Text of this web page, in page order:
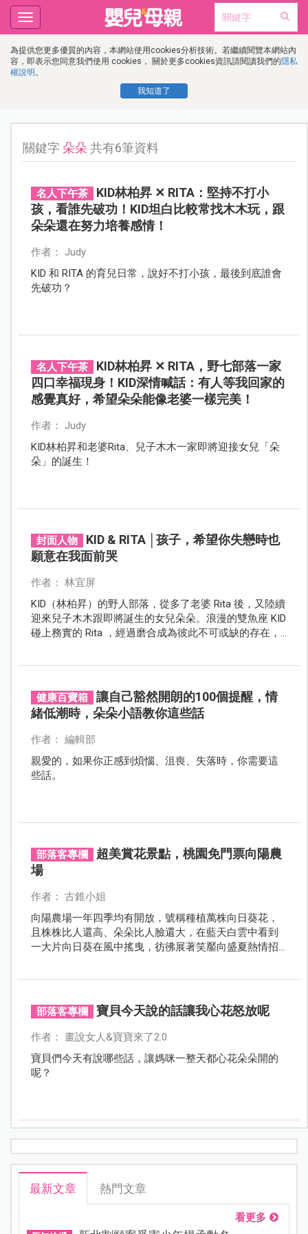
為提供您更多優質的內容，本網站使用cookies分析技術。若繼續閱覽本網站內
容，即表示您同意我們使用 cookies， 關於更多cookies資訊請閱讀我們的隱私
權說明 。
我知道了
Toggle
navigation
關鍵字 朵朵 共有6筆資料
名人下午茶
KID林柏昇 ✕ RITA：堅持不打小
孩，看誰先破功！KID坦白比較常找木木玩，跟
朵朵還在努力培養感情！
作者： Judy
KID 和 RITA 的育兒日常，說好不打小孩，最後到底誰會
先破功？
名人下午茶
KID林柏昇 ✕ RITA，野七部落一家
四口幸福現身！KID深情喊話：有人等我回家的
感覺真好，希望朵朵能像老婆一樣完美！
作者： Judy
KID林柏昇和老婆Rita、兒子木木一家即將迎接女兒「朵
朵」的誕生！
封面人物
KID & RITA │孩子，希望你失戀時也
願意在我面前哭
作者： 林宜屏
KID（林柏昇）的野人部落，從多了老婆 Rita 後，又陸續
迎來兒子木木跟即將誕生的女兒朵朵。浪漫的雙魚座 KID
碰上務實的 Rita ，經過磨合成為彼此不可或缺的存在，
健康百寶箱
讓自己豁然開朗的100個提醒，情
緒低潮時，朵朵小語教你這些話
作者： 編輯部
親愛的，如果你正感到煩惱、沮喪、失落時，你需要這
些話。
部落客專欄
超美賞花景點，桃園免門票向陽農
場
作者： 古錐小姐
向陽農場一年四季均有開放，號稱種植萬株向日葵花，
且株株比人還高、朵朵比人臉還大，在藍天白雲中看到
一大片向日葵在風中搖曳，彷彿展著笑靨向盛夏熱情招
部落客專欄 寶貝今天說的話讓我心花怒放呢
作者： 畫說女人&寶寶來了2.0
寶貝們今天有說哪些話，讓媽咪一整天都心花朵朵開的
呢？
最新文章 熱門文章
看更多